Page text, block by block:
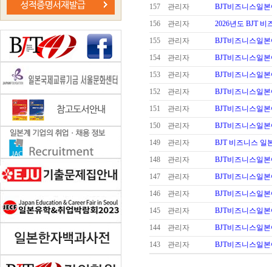
157
관리자
BJT비즈니스일
156
관리자
2026년도 BJT 비
155
관리자
BJT비즈니스일
154
관리자
BJT비즈니스일
153
관리자
BJT비즈니스일
152
관리자
BJT비즈니스일
151
관리자
BJT비즈니스일
150
관리자
BJT비즈니스일
149
관리자
BJT 비즈니스 일
148
관리자
BJT비즈니스일
147
관리자
BJT비즈니스일
146
관리자
BJT비즈니스일
145
관리자
BJT비즈니스일
144
관리자
BJT비즈니스일
143
관리자 BJT비즈니스일